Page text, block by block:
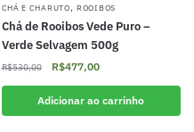
CHÁ E CHARUTO,ROOIBOS
Chá de Rooibos Vede Puro –
Verde Selvagem 500g
R$530,00
O
original
era:
R$477,00O
atual
é:
Adicionar ao carrinho